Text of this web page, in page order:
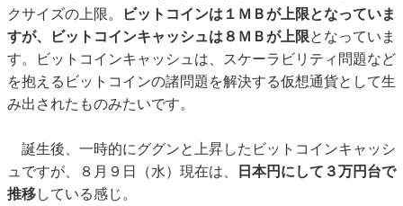
クサイズの上限。
ビットコインは１ＭＢが上限となっていま
すが、ビットコインキャッシュは８ＭＢが上限となっていま
す。ビットコインキャッシュは、スケーラビリティ問題など
を抱えるビットコインの諸問題を解決する仮想通貨として生
み出されたものみたいです。
誕生後、一時的にググンと上昇したビットコインキャッシ
ュですが、８月９日（水）現在は、
日本円にして３万円台で
推移している感じ。